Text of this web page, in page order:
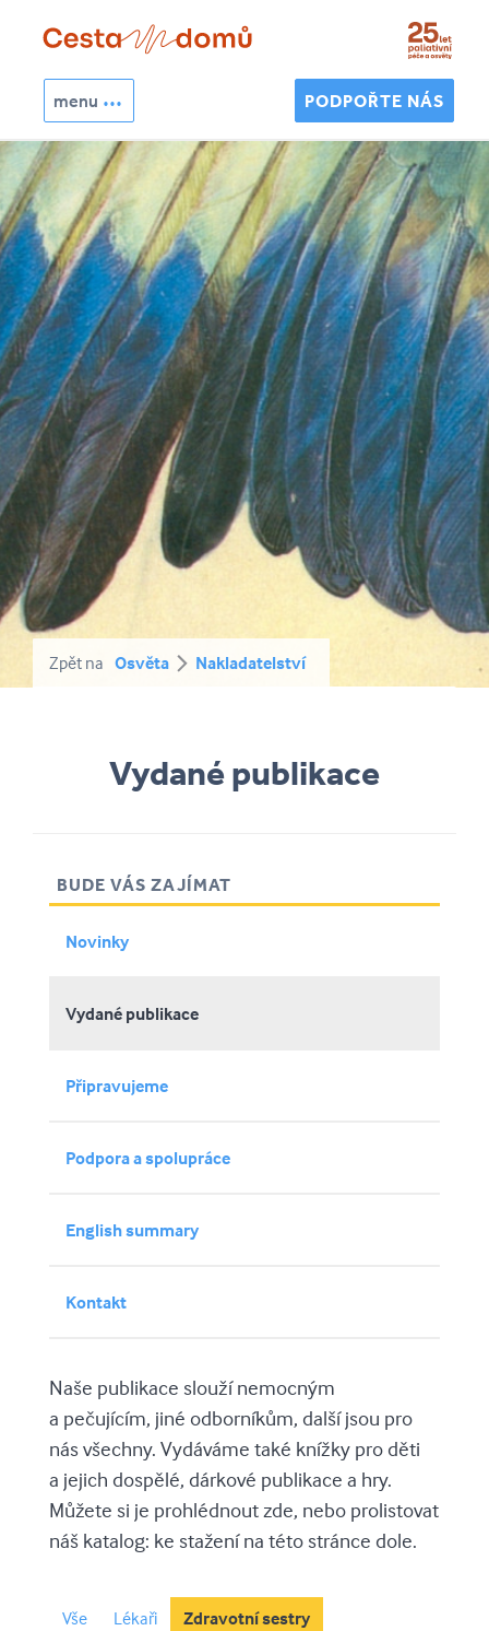
Přejít k hlavnímu obsahu
menu PODPOŘTE NÁS
Vyhledávání
Hledat
Zpět na Osvěta Nakladatelství
Vydané publikace
BUDE VÁS ZAJÍMAT
Novinky
Vydané publikace
Připravujeme
Podpora a spolupráce
English summary
Kontakt
Naše publikace slouží nemocným
a pečujícím, jiné odborníkům, další jsou pro
nás všechny. Vydáváme také knížky pro děti
a jejich dospělé, dárkové publikace a hry.
Můžete si je prohlédnout zde, nebo prolistovat
náš katalog: ke stažení na této stránce dole.
Vše Lékaři
Zdravotní sestry